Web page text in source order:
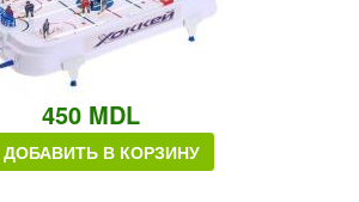
450 MDL
ДОБАВИТЬ В КОРЗИНУ